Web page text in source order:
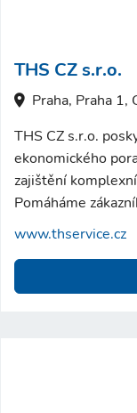
THS CZ s.r.o.
Praha, Praha
THS CZ s.r.o.
ekonomického
zajištění
Pomáháme
www.thservice.cz